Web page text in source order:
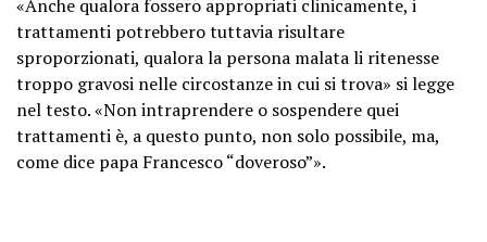
«Anche qualora fossero appropriati clinicamente, i
trattamenti potrebbero tuttavia risultare
sproporzionati, qualora la persona malata li ritenesse
troppo gravosi nelle circostanze in cui si trova» si legge
nel testo. «Non intraprendere o sospendere quei
trattamenti è, a questo punto, non solo possibile, ma,
come dice papa Francesco “doveroso”».